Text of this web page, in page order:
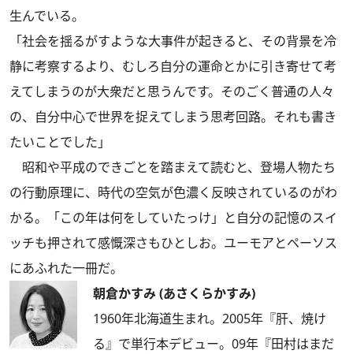
生んでいる。
「社会を揺るがすような大事件が起きると、その背景を冷
静に考察するより、むしろ自分の運命とかに引き寄せて考
えてしまうのが大衆だと思うんです。そのごく普通の人々
の、自分中心で世界を捉えてしまう思考回路。それも書き
たいことでした」
昭和や平成のできごとを踏まえて読むと、登場人物たち
の行動原理に、時代の空気が色濃く反映されているのがわ
かる。「この年は何をしていたっけ」と自分の記憶のスイ
ッチも押されて感慨深さもひとしお。ユーモアとペーソス
にあふれた一冊だ。
朝倉かすみ (あさくらかすみ)
1960年北海道生まれ。2005年『肝、焼け
る』で単行本デビュー。09年『田村はまだ